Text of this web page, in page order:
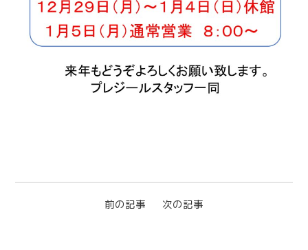
前の記事 次の記事